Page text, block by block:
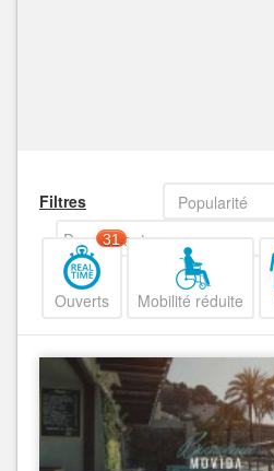
Filtres
Popularité
Decroissant
Ouverts
31
Mobilité réduite